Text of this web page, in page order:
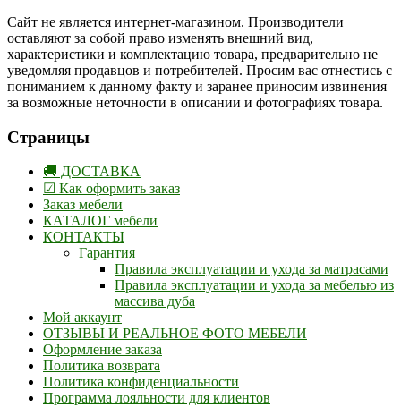
Сайт не является интернет-магазином. Производители
оставляют за собой право изменять внешний вид,
характеристики и комплектацию товара, предварительно не
уведомляя продавцов и потребителей. Просим вас отнестись с
пониманием к данному факту и заранее приносим извинения
за возможные неточности в описании и фотографиях товара.
Страницы
🚚 ДОСТАВКА
☑ Как оформить заказ
Заказ мебели
КАТАЛОГ мебели
КОНТАКТЫ
Гарантия
Правила эксплуатации и ухода за матрасами
Правила эксплуатации и ухода за мебелью из
массива дуба
Мой аккаунт
ОТЗЫВЫ И РЕАЛЬНОЕ ФОТО МЕБЕЛИ
Оформление заказа
Политика возврата
Политика конфиденциальности
Программа лояльности для клиентов